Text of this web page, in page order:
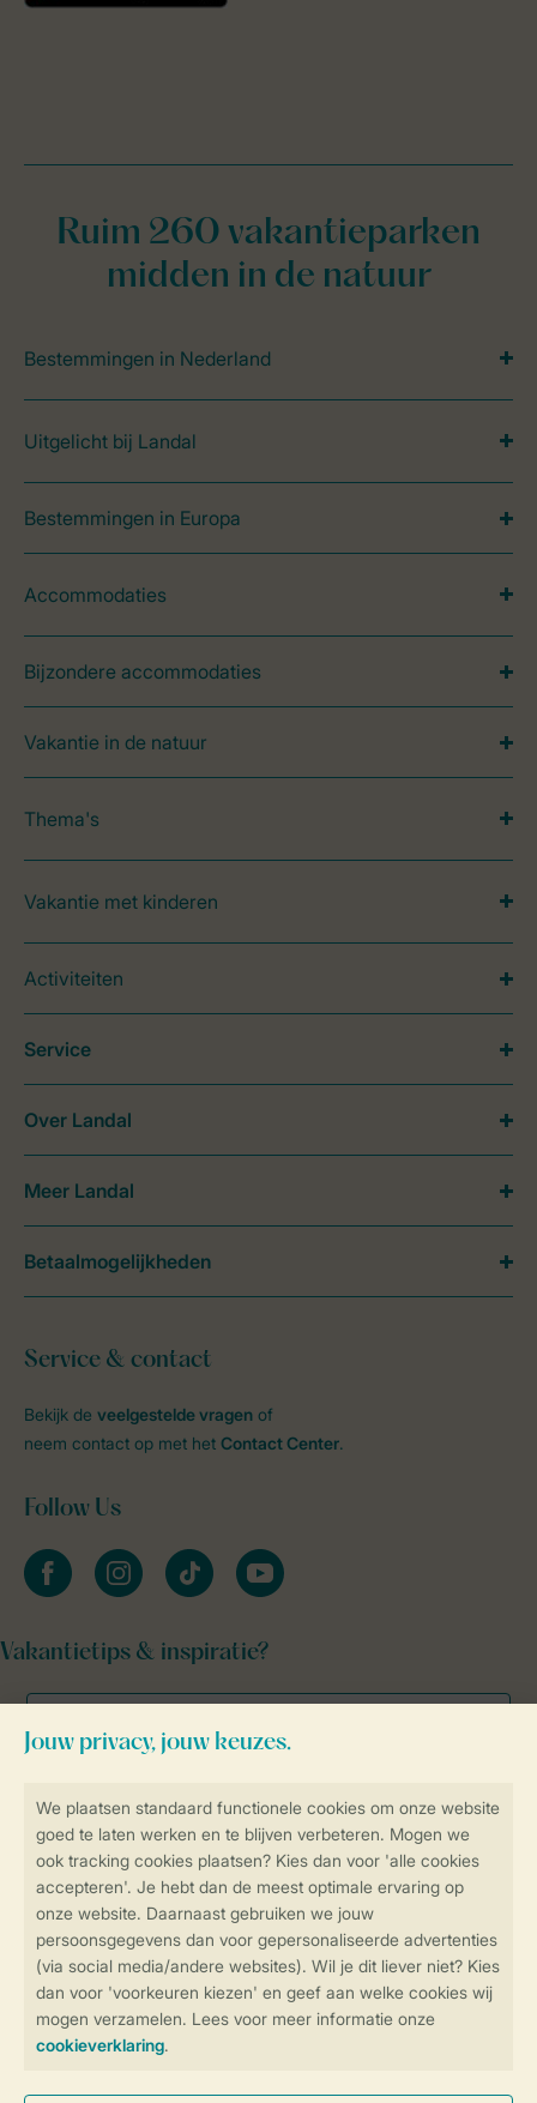
Controle over jouw gegevens &
Veilig en snel online boeken
Veilige gegevensoverdracht
Veilige betaling
Ruim 260 vakantieparken
midden in de natuur
Bestemmingen in Nederland
Uitgelicht bij Landal
Bestemmingen in Europa
Accommodaties
Bijzondere accommodaties
Vakantie in de natuur
Thema's
Vakantie met kinderen
Activiteiten
Service & contact
Bekijk de veelgestelde vragen of
neem contact op met het Contact Center.
Follow Us
facebookinstagramtiktok youtube
Vakantietips & inspiratie?
Service
Over Landal
Meer Landal
Betaalmogelijkheden